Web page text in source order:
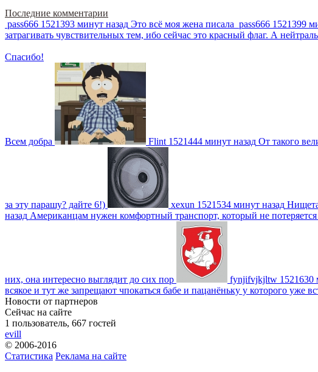
Последние комментарии
pass666 1521393 минут назад Это всё моя жена писала pass666 1521399
затрагивать чувствительных тем, ибо сейчас это красный флаг. А
Спасибо!
Всем добра Flint 1521444 минут назад От такого
за эту парашу? дайте 6!) xexun 1521534 минут назад
назад Американцам нужен комфортный транспорт, который не
них, она интересно выглядит до сих пор fynjifvjkjltw 1521630
всякое и тут же запрещают чпокаться бабе и пацанёньку у которого уже
Новости от партнеров
Сейчас на сайте
1 пользователь, 667 гостей
evill
© 2006-2016
Статистика Реклама на сайте